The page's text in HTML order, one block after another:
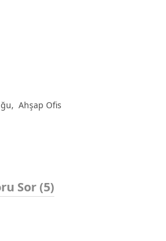
Ahşap Ofis
Sor (5)